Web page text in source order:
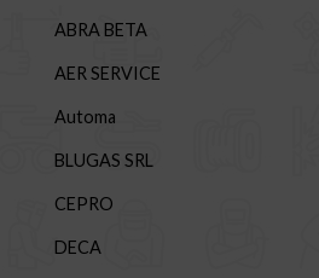
ABRA BETA
AER SERVICE
Automa
BLUGAS SRL
CEPRO
DECA